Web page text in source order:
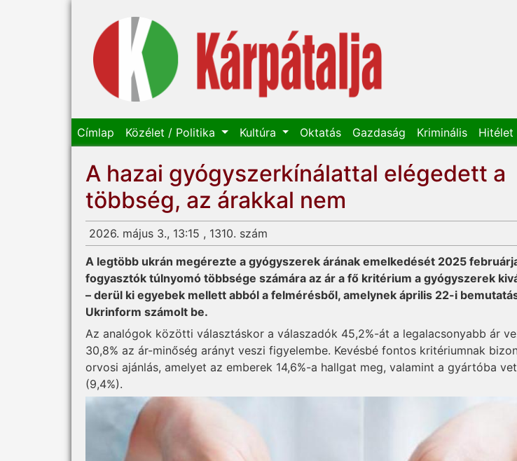
Címlap Közélet / Politika Kultúra Oktatás Gazdaság Kriminális Hitélet
A hazai gyógyszerkínálattal elégedett a
többség, az árakkal nem
2026. május 3., 13:15 , 1310. szám
A legtöbb ukrán meg­érezte a gyógyszerek árának emelkedését 2025
fogyasztók túlnyomó többsége számára az ár a fő kritérium a gyógyszerek
– derül ki egyebek mellett abból a felmérésből, amelynek április 22-i
Ukrinform számolt be.
Az analógok közötti választáskor a válaszadók 45,2%-át a legalacsonyabb ár
30,8% az ár-minőség arányt veszi figyelembe. Kevésbé fontos kritériumnak
orvosi ajánlás, amelyet az emberek 14,6%-a hallgat meg, valamint a gyártóba
(9,4%).